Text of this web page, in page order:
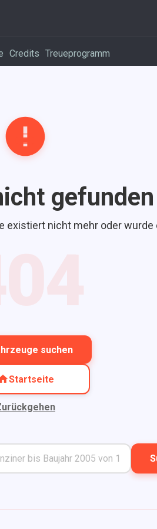
Credits Treueprogramm
gefunden
existiert nicht mehr oder
suchen
Startseite